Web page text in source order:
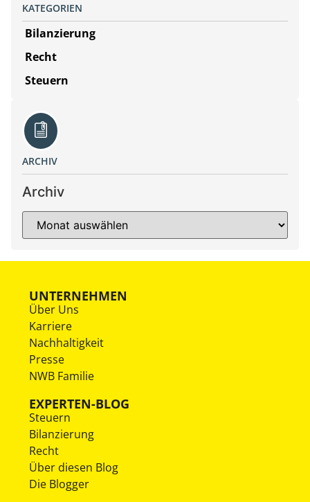
KATEGORIEN
Bilanzierung
Recht
Steuern
ARCHIV
Archiv
UNTERNEHMEN
Über Uns
Karriere
Nachhaltigkeit
Presse
NWB Familie
EXPERTEN-BLOG
Steuern
Bilanzierung
Recht
Über diesen Blog
Die Blogger